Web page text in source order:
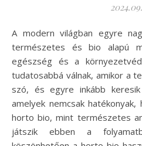
A modern világban egyre nagyobb figyelmet kapnak a
természetes és bio alapú
egészség és a
tudatosabbá válnak, amikor a
szó, és egyre inkább
amelyek nemcsak
horto bio, mint természetes
játszik ebben a